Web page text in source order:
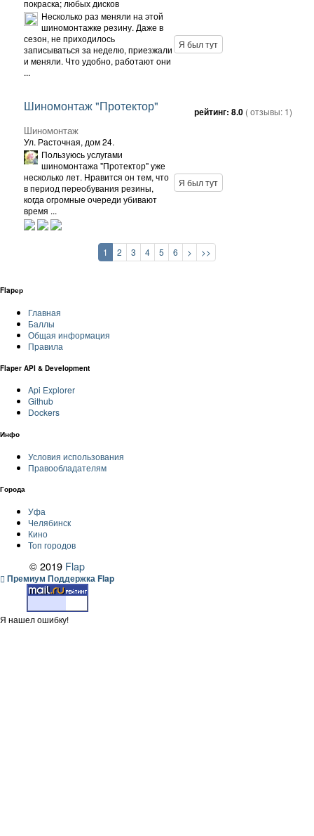
покраска; любых дисков
Несколько раз меняли на этой
шиномонтажке резину. Даже в
сезон, не приходилось
записываться за неделю, приезжали
и меняли. Что удобно, работают они
...
Я был тут
Шиномонтаж "Протектор"
Шиномонтаж
Ул. Расточная, дом 24.
рейтинг: 8.0 ( отзывы: 1)
Пользуюсь услугами
шиномонтажа "Протектор" уже
несколько лет. Нравится он тем, что
в период переобувания резины,
когда огромные очереди убивают
время ...
Я был тут
1 2 3 4 5 6 > >>
Flapер
Главная
Баллы
Общая информация
Правила
Flaper API & Development
Api Explorer
Github
Dockers
Инфо
Условия использования
Правообладателям
Города
Уфа
Челябинск
Кино
Топ городов
© 2019 Flap
Премиум Поддержка Flap
Я нашел ошибку!